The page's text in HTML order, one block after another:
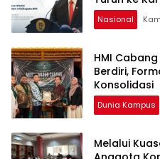
Nasional
HMI
Berdiri,
Konsolidasi
Dunia Kampus
Melalui